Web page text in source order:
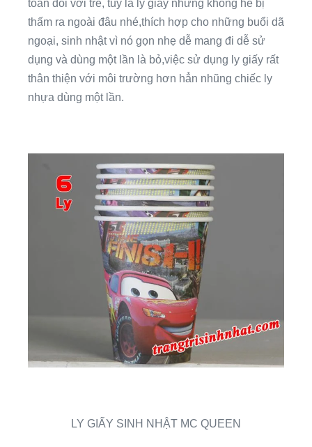
toàn đối với trẻ, tuy là ly giấy nhưng không hề bị
thấm ra ngoài đâu nhé,thích hợp cho những buổi dã
ngoại, sinh nhật vì nó gọn nhẹ dễ mang đi dễ sử
dụng và dùng một lần là bỏ,việc sử dụng ly giấy rất
thân thiện với môi trường hơn hẳn nhũng chiếc ly
nhựa dùng một lần.
LY GIẤY SINH NHẬT MC QUEEN